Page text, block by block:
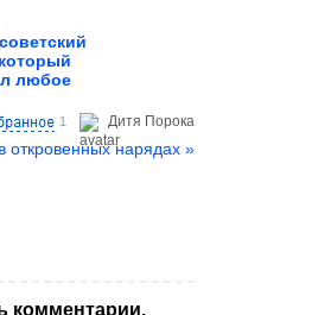
любое
Дитя Пoрока
1
откровенных нарядах »
комментарии.